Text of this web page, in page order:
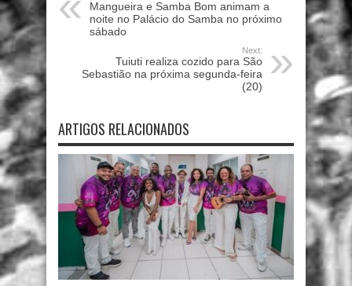
Mangueira e Samba Bom animam a
noite no Palácio do Samba no próximo
sábado
Next:
Tuiuti realiza cozido para São
Sebastião na próxima segunda-feira
(20)
ARTIGOS RELACIONADOS